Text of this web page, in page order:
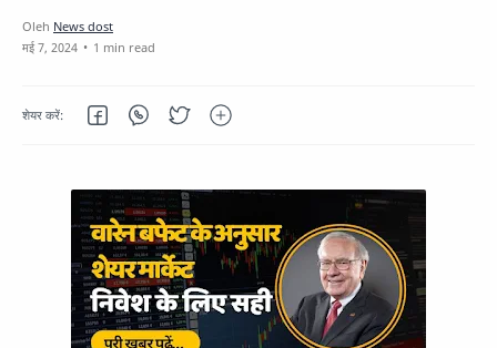
1 min read